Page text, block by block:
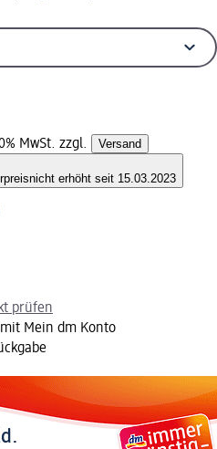
MwSt. zzgl. Versand
nicht erhöht seit 15.03.2023
prüfen
Mein dm Konto